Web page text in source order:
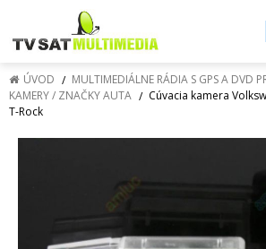
ÚVOD MULTIMEDIÁLNE RÁDIA S GPS A DVD
KAMERY / ZNAČKY AUTA
Cúvacia kamera
T-Rock